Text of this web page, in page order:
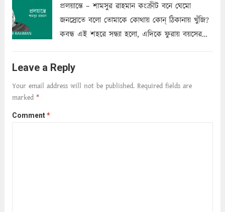
প্রলয়ান্তে – শামসুর রাহমান কংক্রীট বনে ঘেমো
জনস্রোতে বলো তোমাকে কোথায় কোন্‌ ঠিকানায় খুঁজি?
কবন্ধ এই শহরে সন্ধ্যা হলো, এদিকে ফুরায় বয়সের
আমার শরীরে সখ্য গড়ে, তোমার গহন ঊর্মিল যৌবন
আনে আশ্বন...
Leave a Reply
Your email address will not be published. Required fields are
marked *
Comment*